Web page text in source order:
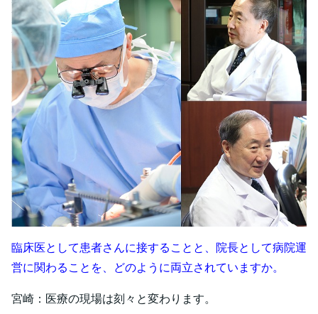
臨床医として患者さんに接することと、院長として病院運
営に関わることを、どのように両立されていますか。
宮崎：医療の現場は刻々と変わります。